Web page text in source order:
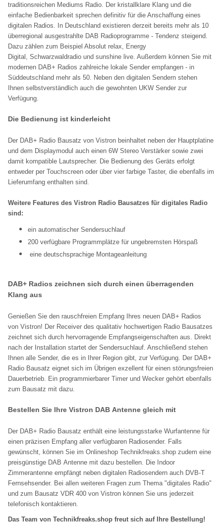
traditionsreichen Mediums Radio. Der kristallklare Klang und die
einfache Bedienbarkeit sprechen definitiv für die Anschaffung eines
digitalen Radios. In Deutschland existieren derzeit bereits mehr als 10
überregional ausgestrahlte DAB Radioprogramme - Tendenz steigend.
Dazu zählen zum Beispiel Absolut relax, Energy
Digital, Schwarzwaldradio und sunshine live. Außerdem können Sie mit
modernen DAB+ Radios zahlreiche lokale Sender empfangen - in
Süddeutschland mehr als 50. Neben den digitalen Sendern stehen
Ihnen selbstverständlich auch die gewohnten UKW Sender zur
Verfügung.
Die Bedienung ist kinderleicht
Der DAB+ Radio Bausatz von Vistron beinhaltet neben der Hauptplatine
und dem Displaymodul auch einen 6W Stereo Verstärker sowie zwei
damit kompatible Lautsprecher. Die Bedienung des Geräts erfolgt
entweder per Touchscreen oder über vier farbige Taster, die ebenfalls im
Lieferumfang enthalten sind.
Weitere Features des Vistron Radio Bausatzes für digitales Radio
sind:
ein automatischer Sendersuchlauf
200 verfügbare Programmplätze für ungebremsten Hörspaß
eine deutschsprachige Montageanleitung
DAB+ Radios zeichnen sich durch einen überragenden
Klang aus
Genießen Sie den rauschfreien Empfang Ihres neuen DAB+ Radios
von Vistron! Der Receiver des qualitativ hochwertigen Radio Bausatzes
zeichnet sich durch hervorragende Empfangseigenschaften aus. Direkt
nach der Installation startet der Sendersuchlauf. Anschließend stehen
Ihnen alle Sender, die es in Ihrer Region gibt, zur Verfügung. Der DAB+
Radio Bausatz eignet sich im Übrigen exzellent für einen störungsfreien
Dauerbetrieb. Ein programmierbarer Timer und Wecker gehört ebenfalls
zum Bausatz mit dazu.
Bestellen Sie Ihre Vistron DAB Antenne gleich mit
Der DAB+ Radio Bausatz enthält eine leistungsstarke Wurfantenne für
einen präzisen Empfang aller verfügbaren Radiosender. Falls
gewünscht, können Sie im Onlineshop Technikfreaks.shop zudem eine
preisgünstige DAB Antenne mit dazu bestellen. Die Indoor
Zimmerantenne empfängt neben digitalen Radiosendern auch DVB-T
Fernsehsender. Bei allen weiteren Fragen zum Thema "digitales Radio"
und zum Bausatz VDR 400 von Vistron können Sie uns jederzeit
telefonisch kontaktieren.
Das Team von Technikfreaks.shop freut sich auf Ihre Bestellung!